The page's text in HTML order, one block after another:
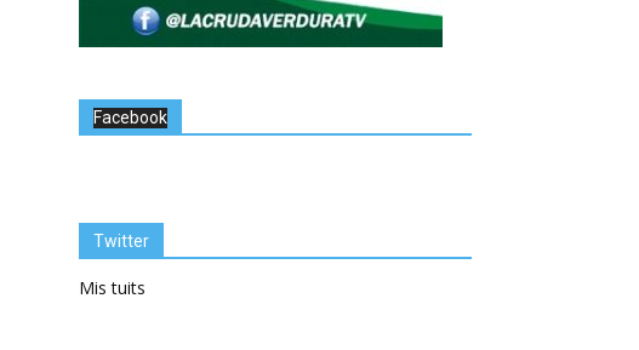
Facebook
Twitter
Mis tuits